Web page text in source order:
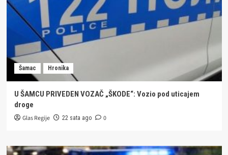
Šamac Hronika
U ŠAMCU PRIVEDEN VOZAČ „ŠKODE“: Vozio pod uticajem
droge
Glas Regije 22 sata ago 0